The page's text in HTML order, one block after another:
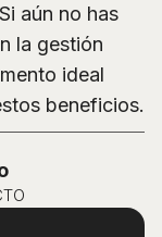
aún no has
la gestión
ideal
beneficios.